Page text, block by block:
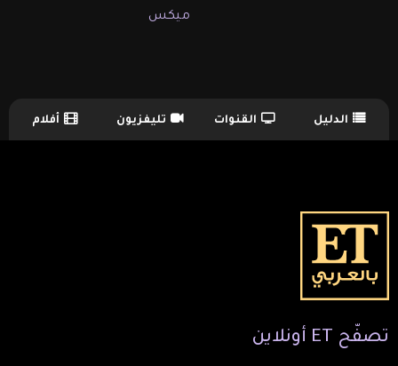
ميكس
TV Guide Menu الدليل القنوات تليفزيون أفلام
تصفّح ET أونلاين